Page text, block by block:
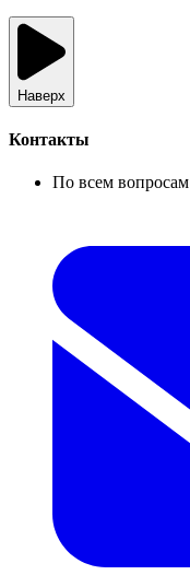
Наверх
Контакты
По всем вопросам